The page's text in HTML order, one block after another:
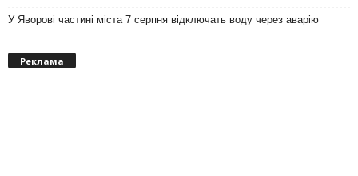
У Яворові частині міста 7 серпня відключать воду через аварію
Реклама